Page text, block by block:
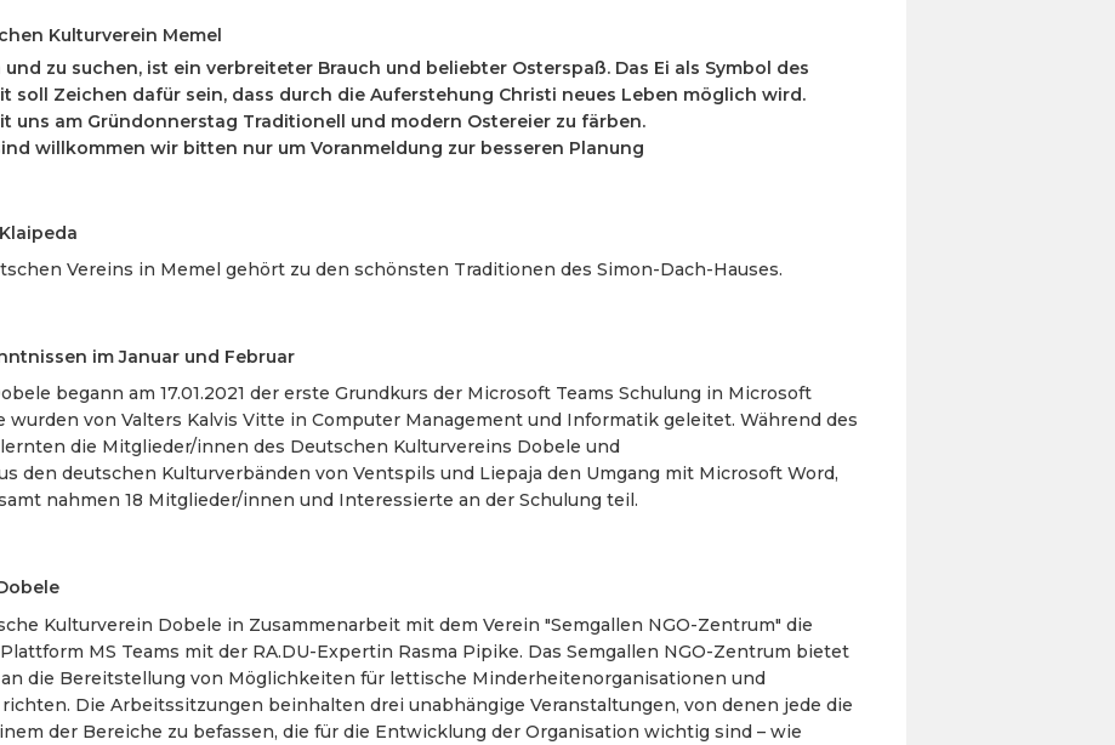
Kulturverein Memel
zu suchen, ist ein verbreiteter Brauch und beliebter Osterspaß. Das Ei als Symbol des
soll Zeichen dafür sein, dass durch die Auferstehung Christi neues Leben möglich wird.
uns am Gründonnerstag Traditionell und modern Ostereier zu färben.
willkommen wir bitten nur um Voranmeldung zur besseren Planung
Vereins in Memel gehört zu den schönsten Traditionen des Simon-Dach-Hauses.
im Januar und Februar
begann am 17.01.2021 der erste Grundkurs der Microsoft Teams Schulung in Microsoft
wurden von Valters Kalvis Vitte in Computer Management und Informatik geleitet. Während des
die Mitglieder/innen des Deutschen Kulturvereins Dobele und
den deutschen Kulturverbänden von Ventspils und Liepaja den Umgang mit Microsoft Word,
nahmen 18 Mitglieder/innen und Interessierte an der Schulung teil.
Kulturverein Dobele in Zusammenarbeit mit dem Verein "Semgallen NGO-Zentrum" die
MS Teams mit der RA.DU-Expertin Rasma Pipike. Das Semgallen NGO-Zentrum bietet
die Bereitstellung von Möglichkeiten für lettische Minderheitenorganisationen und
Die Arbeitssitzungen beinhalten drei unabhängige Veranstaltungen, von denen jede die
der Bereiche zu befassen, die für die Entwicklung der Organisation wichtig sind – wie